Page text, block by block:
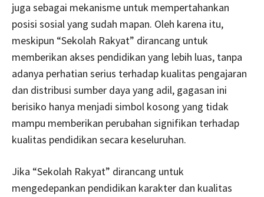
juga sebagai mekanisme untuk mempertahankan
posisi sosial yang sudah mapan. Oleh karena itu,
meskipun “Sekolah Rakyat” dirancang untuk
memberikan akses pendidikan yang lebih luas, tanpa
adanya perhatian serius terhadap kualitas pengajaran
dan distribusi sumber daya yang adil, gagasan ini
berisiko hanya menjadi simbol kosong yang tidak
mampu memberikan perubahan signifikan terhadap
kualitas pendidikan secara keseluruhan.
Jika “Sekolah Rakyat” dirancang untuk
mengedepankan pendidikan karakter dan kualitas